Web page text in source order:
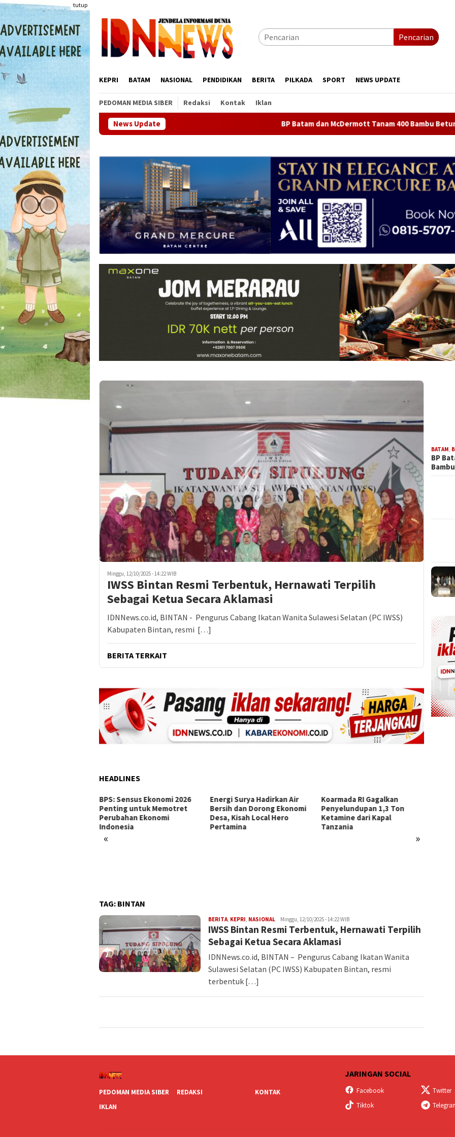
Loncat
ke
konten
tutup
Pencarian
KEPRI BATAM NASIONAL PENDIDIKAN BERITA PILKADA SPORT NEWS UPDATE
PEDOMAN MEDIA SIBER Redaksi Kontak Iklan
News Update BP Batam dan McDermott Tanam 400 Bambu Betung di
Minggu, 12/10/2025 - 14:22 WIB
IWSS Bintan Resmi Terbentuk, Hernawati Terpilih
Sebagai Ketua Secara Aklamasi
IDNNews.co.id, BINTAN - Pengurus Cabang Ikatan Wanita Sulawesi Selatan (PC IWSS)
Kabupaten Bintan, resmi […]
BERITA TERKAIT
HEADLINES
« »
BPS: Sensus Ekonomi 2026
Penting untuk Memotret
Perubahan Ekonomi
Indonesia
Energi Surya Hadirkan Air
Bersih dan Dorong Ekonomi
Desa, Kisah Local Hero
Pertamina
Koarmada RI Gagalkan
Penyelundupan 1,3 Ton
Ketamine dari Kapal
Tanzania
TAG: BINTAN
BERITA KEPRI NASIONAL Iman
Minggu, 12/10/2025 - 14:22 WIB
IWSS Bintan Resmi Terbentuk, Hernawati Terpilih
Sebagai Ketua Secara Aklamasi
IDNNews.co.id, BINTAN – Pengurus Cabang Ikatan Wanita
Sulawesi Selatan (PC IWSS) Kabupaten Bintan, resmi
terbentuk […]
BATAM
BP
PEDOMAN MEDIA SIBER REDAKSI
KONTAK
IKLAN
JARINGAN SOCIAL
Facebook Twitter
Tiktok